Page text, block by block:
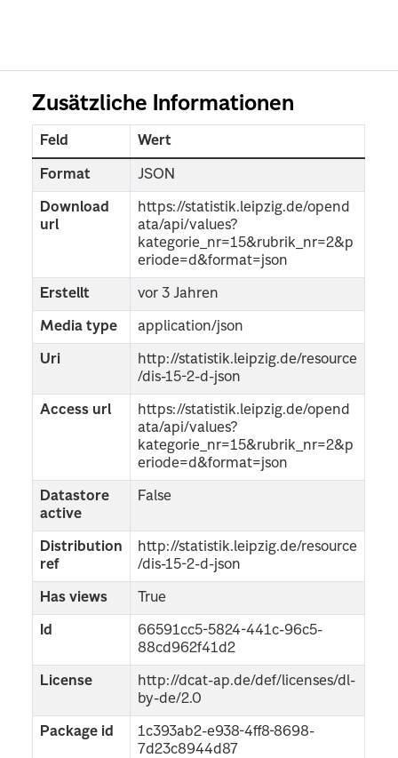
Zusätzliche Informationen
Feld Wert
Format JSON
Download
url
https://statistik.leipzig.de/opend
ata/api/values?
kategorie_nr=15&rubrik_nr=2&p
eriode=d&format=json
Erstellt vor 3 Jahren
Media type application/json
Uri
http://statistik.leipzig.de/resource
/dis-15-2-d-json
Access url
https://statistik.leipzig.de/opend
ata/api/values?
kategorie_nr=15&rubrik_nr=2&p
eriode=d&format=json
Datastore
active
False
Distribution
ref
http://statistik.leipzig.de/resource
/dis-15-2-d-json
Has views True
Id
66591cc5-5824-441c-96c5-
88cd962f41d2
License
http://dcat-ap.de/def/licenses/dl-
by-de/2.0
Package id
1c393ab2-e938-4ff8-8698-
7d23c8944d87